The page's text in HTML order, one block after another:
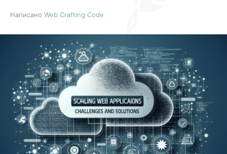
Написано Web Crafting Code